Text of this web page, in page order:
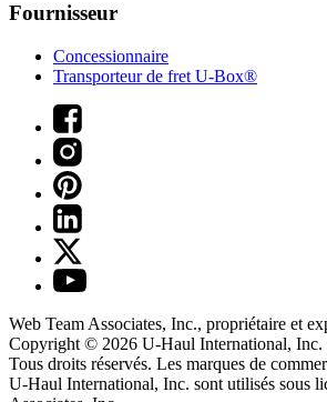
Fournisseur
Concessionnaire
Transporteur de fret U-Box®
Web Team Associates, Inc., propriétaire et
Copyright © 2026 U-Haul International, Inc.
Tous droits réservés. Les marques de
U-Haul International, Inc. sont utilisés sous